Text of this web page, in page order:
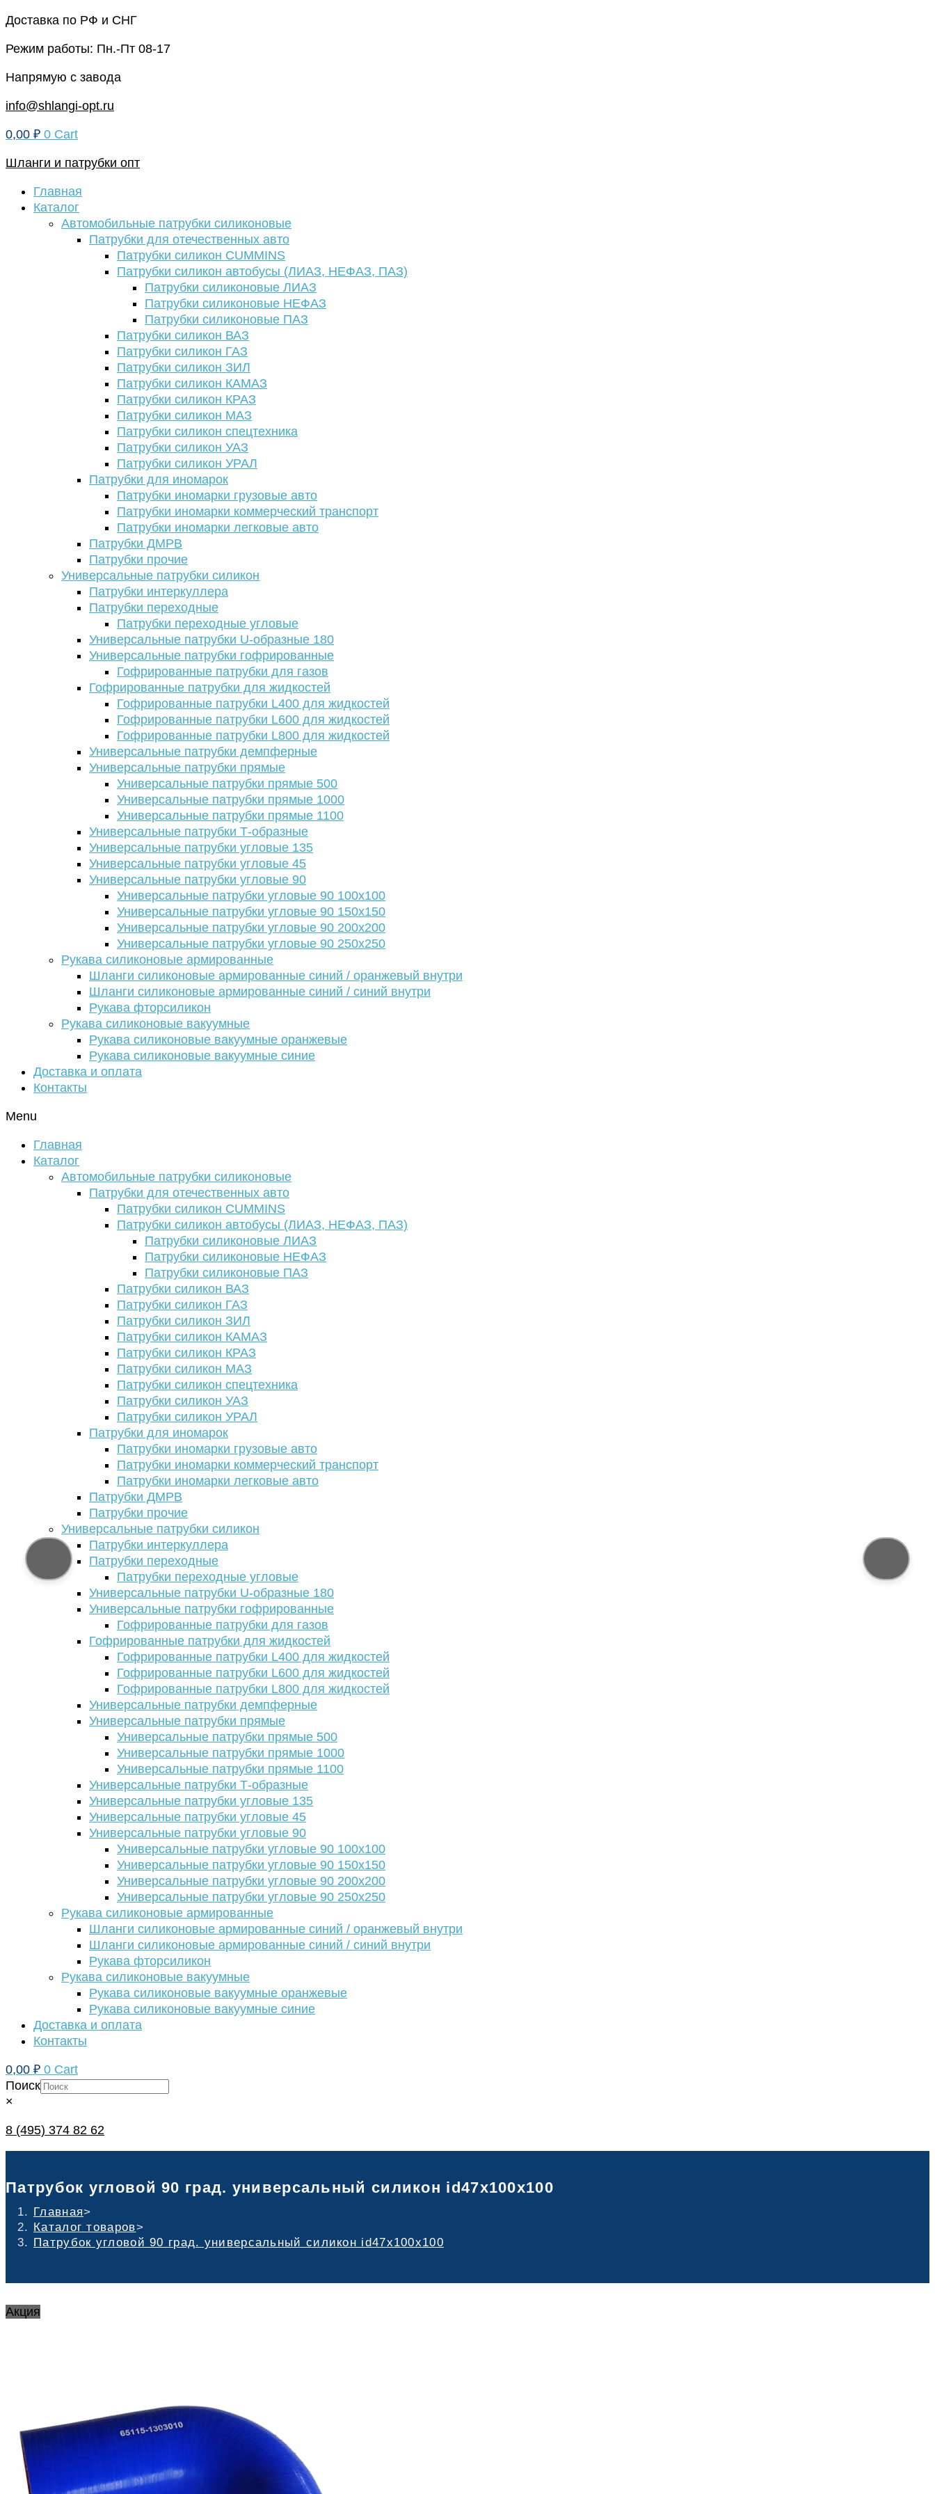
Перейти
содержимому
Доставка по РФ и СНГ
Режим работы: Пн.-Пт 08-17
Напрямую с завода
info@shlangi-opt.ru
0,00 ₽ 0 Cart
Шланги и патрубки опт
Главная
Каталог
Автомобильные патрубки силиконовые
Патрубки для отечественных авто
Патрубки силикон CUMMINS
Патрубки силикон автобусы (ЛИАЗ, НЕФАЗ, ПАЗ)
Патрубки силиконовые ЛИАЗ
Патрубки силиконовые НЕФАЗ
Патрубки силиконовые ПАЗ
Патрубки силикон ВАЗ
Патрубки силикон ГАЗ
Патрубки силикон ЗИЛ
Патрубки силикон КАМАЗ
Патрубки силикон КРАЗ
Патрубки силикон МАЗ
Патрубки силикон спецтехника
Патрубки силикон УАЗ
Патрубки силикон УРАЛ
Патрубки для иномарок
Патрубки иномарки грузовые авто
Патрубки иномарки коммерческий транспорт
Патрубки иномарки легковые авто
Патрубки ДМРВ
Патрубки прочие
Универсальные патрубки силикон
Патрубки интеркуллера
Патрубки переходные
Патрубки переходные угловые
Универсальные патрубки U-образные 180
Универсальные патрубки гофрированные
Гофрированные патрубки для газов
Гофрированные патрубки для жидкостей
Гофрированные патрубки L400 для жидкостей
Гофрированные патрубки L600 для жидкостей
Гофрированные патрубки L800 для жидкостей
Универсальные патрубки демпферные
Универсальные патрубки прямые
Универсальные патрубки прямые 500
Универсальные патрубки прямые 1000
Универсальные патрубки прямые 1100
Универсальные патрубки Т-образные
Универсальные патрубки угловые 135
Универсальные патрубки угловые 45
Универсальные патрубки угловые 90
Универсальные патрубки угловые 90 100х100
Универсальные патрубки угловые 90 150х150
Универсальные патрубки угловые 90 200х200
Универсальные патрубки угловые 90 250х250
Рукава силиконовые армированные
Шланги силиконовые армированные синий / оранжевый внутри
Шланги силиконовые армированные синий / синий внутри
Рукава фторсиликон
Рукава силиконовые вакуумные
Рукава силиконовые вакуумные оранжевые
Рукава силиконовые вакуумные синие
Доставка и оплата
Контакты
Menu
Главная
Каталог
Автомобильные патрубки силиконовые
Патрубки для отечественных авто
Патрубки силикон CUMMINS
Патрубки силикон автобусы (ЛИАЗ, НЕФАЗ, ПАЗ)
Патрубки силиконовые ЛИАЗ
Патрубки силиконовые НЕФАЗ
Патрубки силиконовые ПАЗ
Патрубки силикон ВАЗ
Патрубки силикон ГАЗ
Патрубки силикон ЗИЛ
Патрубки силикон КАМАЗ
Патрубки силикон КРАЗ
Патрубки силикон МАЗ
Патрубки силикон спецтехника
Патрубки силикон УАЗ
Патрубки силикон УРАЛ
Патрубки для иномарок
Патрубки иномарки грузовые авто
Патрубки иномарки коммерческий транспорт
Патрубки иномарки легковые авто
Патрубки ДМРВ
Патрубки прочие
Универсальные патрубки силикон
Патрубки интеркуллера
Патрубки переходные
Патрубки переходные угловые
Универсальные патрубки U-образные 180
Универсальные патрубки гофрированные
Гофрированные патрубки для газов
Гофрированные патрубки для жидкостей
Гофрированные патрубки L400 для жидкостей
Гофрированные патрубки L600 для жидкостей
Гофрированные патрубки L800 для жидкостей
Универсальные патрубки демпферные
Универсальные патрубки прямые
Универсальные патрубки прямые 500
Универсальные патрубки прямые 1000
Универсальные патрубки прямые 1100
Универсальные патрубки Т-образные
Универсальные патрубки угловые 135
Универсальные патрубки угловые 45
Универсальные патрубки угловые 90
Универсальные патрубки угловые 90 100х100
Универсальные патрубки угловые 90 150х150
Универсальные патрубки угловые 90 200х200
Универсальные патрубки угловые 90 250х250
Рукава силиконовые армированные
Шланги силиконовые армированные синий / оранжевый внутри
Шланги силиконовые армированные синий / синий внутри
Рукава фторсиликон
Рукава силиконовые вакуумные
Рукава силиконовые вакуумные оранжевые
Рукава силиконовые вакуумные синие
Доставка и оплата
Контакты
0,00 ₽ 0 Cart
Поиск
×
8 (495) 374 82 62
Патрубок угловой 90 град. универсальный силикон id47х100х100
Главная>
Каталог товаров>
Патрубок угловой 90 град. универсальный силикон id47х100х100
Акция